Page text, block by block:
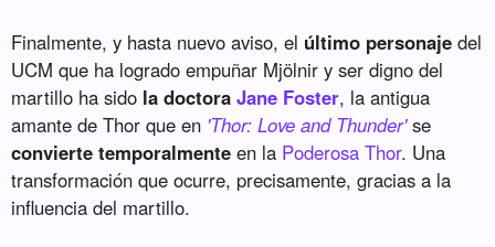
Finalmente, y hasta nuevo aviso, el último personaje del
UCM que ha logrado empuñar Mjölnir y ser digno del
martillo ha sido la doctoraJane Foster, la antigua
amante de Thor que en 'Thor: Love and Thunder'se
convierte temporalmente en la Poderosa Thor. Una
transformación que ocurre, precisamente, gracias a la
influencia del martillo.